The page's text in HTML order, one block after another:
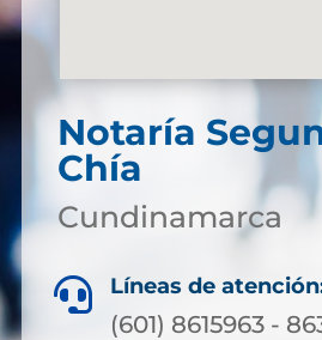
Notaría
Chía
Cundinamarca
 Líneas de
(601) 8615963 -